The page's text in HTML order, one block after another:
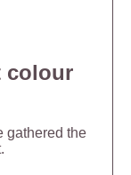
colour
gathered the